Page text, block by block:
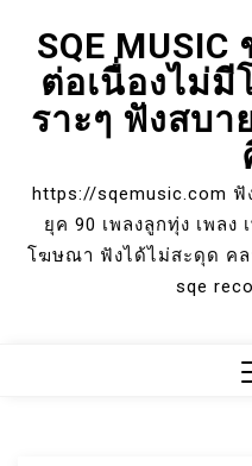
content
SQE
ต่อเนื่องไม่มี
ราะๆ ฟังสบา
https://sqemusic.com ฟั
ยุค 90 เพลงลูกทุ่ง เพลง
โฆษณา ฟังได้ไม่สะดุด คล
sqe